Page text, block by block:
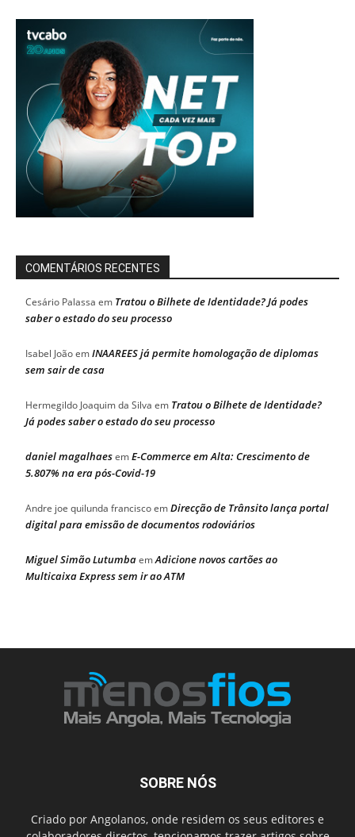
COMENTÁRIOS RECENTES
Cesário Palassa em Tratou o Bilhete de Identidade? Já podes
saber o estado do seu processo
Isabel JoãoemINAAREES já permite homologação de diplomas
sem sair de casa
Hermegildo Joaquim da Silva em Tratou o Bilhete de Identidade?
Já podes saber o estado do seu processo
daniel magalhaesemE-Commerce em Alta: Crescimento de
5.807% na era pós-Covid-19
Andre joe quilunda franciscoemDirecção de Trânsito lança portal
digital para emissão de documentos rodoviários
Miguel Simão LutumbaemAdicione novos cartões ao
Multicaixa Express sem ir ao ATM
SOBRE NÓS
Criado por Angolanos, onde residem os seus editores e